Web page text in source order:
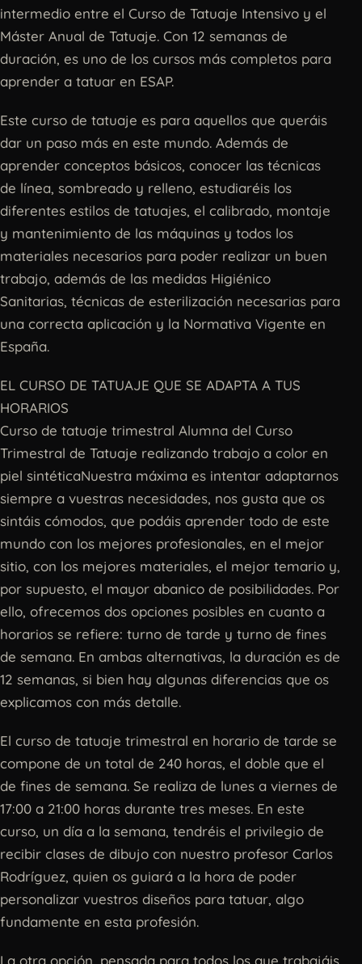
intermedio entre el Curso de Tatuaje Intensivo y el
Máster Anual de Tatuaje. Con 12 semanas de
duración, es uno de los cursos más completos para
aprender a tatuar en ESAP.
Este curso de tatuaje es para aquellos que queráis
dar un paso más en este mundo. Además de
aprender conceptos básicos, conocer las técnicas
de línea, sombreado y relleno, estudiaréis los
diferentes estilos de tatuajes, el calibrado, montaje
y mantenimiento de las máquinas y todos los
materiales necesarios para poder realizar un buen
trabajo, además de las medidas Higiénico
Sanitarias, técnicas de esterilización necesarias para
una correcta aplicación y la Normativa Vigente en
España.
EL CURSO DE TATUAJE QUE SE ADAPTA A TUS
HORARIOS
Curso de tatuaje trimestral Alumna del Curso
Trimestral de Tatuaje realizando trabajo a color en
piel sintéticaNuestra máxima es intentar adaptarnos
siempre a vuestras necesidades, nos gusta que os
sintáis cómodos, que podáis aprender todo de este
mundo con los mejores profesionales, en el mejor
sitio, con los mejores materiales, el mejor temario y,
por supuesto, el mayor abanico de posibilidades. Por
ello, ofrecemos dos opciones posibles en cuanto a
horarios se refiere: turno de tarde y turno de fines
de semana. En ambas alternativas, la duración es de
12 semanas, si bien hay algunas diferencias que os
explicamos con más detalle.
El curso de tatuaje trimestral en horario de tarde se
compone de un total de 240 horas, el doble que el
de fines de semana. Se realiza de lunes a viernes de
17:00 a 21:00 horas durante tres meses. En este
curso, un día a la semana, tendréis el privilegio de
recibir clases de dibujo con nuestro profesor Carlos
Rodríguez, quien os guiará a la hora de poder
personalizar vuestros diseños para tatuar, algo
fundamente en esta profesión.
La otra opción, pensada para todos los que trabajáis